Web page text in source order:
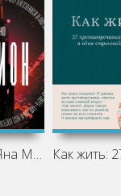
Аукцион - Яна Москаленко